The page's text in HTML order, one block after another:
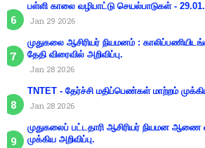
பள்ளி காலை வழிபாட்டு செயல்பாடுகள் -
Jan 29 2026
முதுகலை ஆசிரியர் நியமனம் :
தேதி விரைவில் அறிவிப்பு.
Jan 28 2026
TNTET - தேர்ச்சி மதிப்பெண்கள் மாற்றம்
Jan 28 2026
முதுகலைப் பட்டதாரி ஆசிரியர் நியமன ஆணை
முக்கிய அறிவிப்பு.